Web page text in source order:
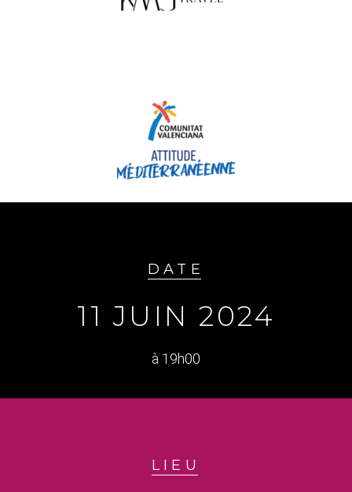
DATE
11 JUIN 2024
à 19h00
LIEU